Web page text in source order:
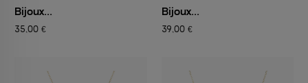
Bijoux...
35,00 €
Bijoux...
39,00 €